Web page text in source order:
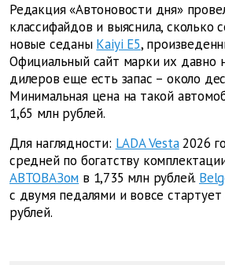
Редакция «Автоновости дня»
классифайдов и выяснила, сколько
новые седаны Kaiyi E5,
Официальный сайт марки их давно
дилеров еще есть запас – около
Минимальная цена на такой
1,65 млн рублей.
Для наглядности: LADA Vesta2026
средней по богатству
АВТОВАЗом в 1,735 млн рублей.
с двумя педалями и вовсе
рублей.